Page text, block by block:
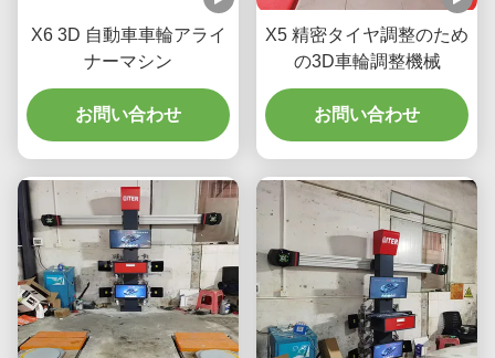
X6 3D 自動車車輪アライ
ナーマシン
お問い合わせ
X5 精密タイヤ調整のため
の3D車輪調整機械
お問い合わせ